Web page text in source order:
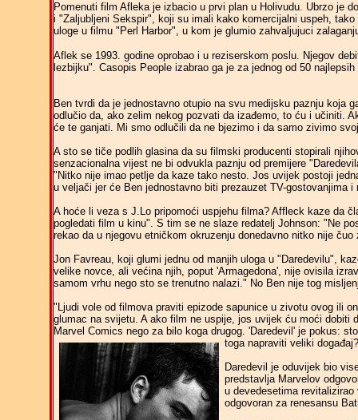
Pomenuti film Afleka je izbacio u prvi plan u Holivudu. Ubrzo je
i "Zaljubljeni Sekspir", koji su imali kako komercijalni uspeh,
uloge u filmu "Perl Harbor", u kom je glumio zahvaljujuci
Aflek se 1993. godine oprobao i u reziserskom poslu. Njegov
lezbijku". Casopis People izabrao ga je za jednog od 50
Ben tvrdi da je jednostavno otupio na svu medijsku paznju koja
odlučio da, ako zelim nekog pozvati da izađemo, to ću i učiniti.
će te ganjati. Mi smo odlučili da ne bjezimo i da samo zivimo
A sto se tiče podlih glasina da su filmski producenti stopirali
senzacionalna vijest ne bi odvukla paznju od premijere
"Nitko nije imao petlje da kaze tako nesto. Jos uvijek postoji
u veljači jer će Ben jednostavno biti prezauzet TV-gostovanjima
A hoće li veza s J.Lo pripomoći uspjehu filma? Affleck kaze da
pogledati film u kinu". S tim se ne slaze redatelj Johnson: "Ne
rekao da u njegovu etničkom okruzenju donedavno nitko nije
Jon Favreau, koji glumi jednu od manjih uloga u "Daredevilu",
velike novce, ali većina njih, poput 'Armagedona', nije ovisila
samom vrhu nego sto se trenutno nalazi." No Ben nije tog
"Ljudi vole od filmova praviti epizode sapunice u zivotu ovog ili
glumac na svijetu. A ako film ne uspije, jos uvijek ću moći
Marvel Comics nego za bilo koga drugog. 'Daredevil' je pokus:
toga napraviti veliki
Daredevil je oduvijek bio
predstavlja Marvelov
u devedesetima
odgovoran za renesansu